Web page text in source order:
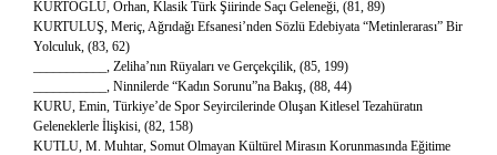
KURTOĞLU, Orhan, Klasik Türk Şiirinde Saçı Geleneği, (81, 89)
KURTULUŞ, Meriç, Ağrıdağı Efsanesi’nden Sözlü Edebiyata “Metinlerarası” Bir
Yolculuk, (83, 62)
___________, Zeliha’nın Rüyaları ve Gerçekçilik, (85, 199)
___________, Ninnilerde “Kadın Sorunu”na Bakış, (88, 44)
KURU, Emin, Türkiye’de Spor Seyircilerinde Oluşan Kitlesel Tezahüratın
Geleneklerle İlişkisi, (82, 158)
KUTLU, M. Muhtar, Somut Olmayan Kültürel Mirasın Korunmasında Eğitime